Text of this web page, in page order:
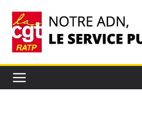
contenu